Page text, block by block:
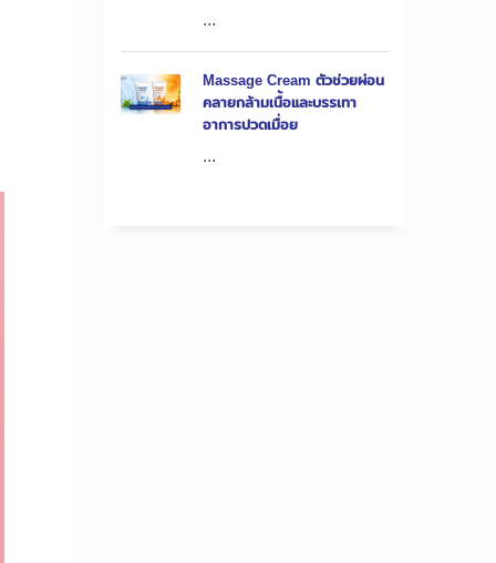
...
Massage Cream ตัวช่วยผ่อน
คลายกล้ามเนื้อและบรรเทา
อาการปวดเมื่อย
...